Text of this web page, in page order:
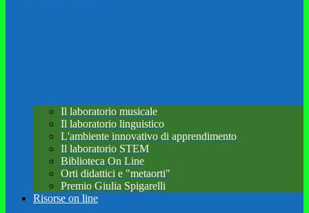
Il laboratorio musicale
Il laboratorio linguistico
L'ambiente innovativo di apprendimento
Il laboratorio STEM
Biblioteca On Line
Orti didattici e "metaorti"
Premio Giulia Spigarelli
Risorse on line